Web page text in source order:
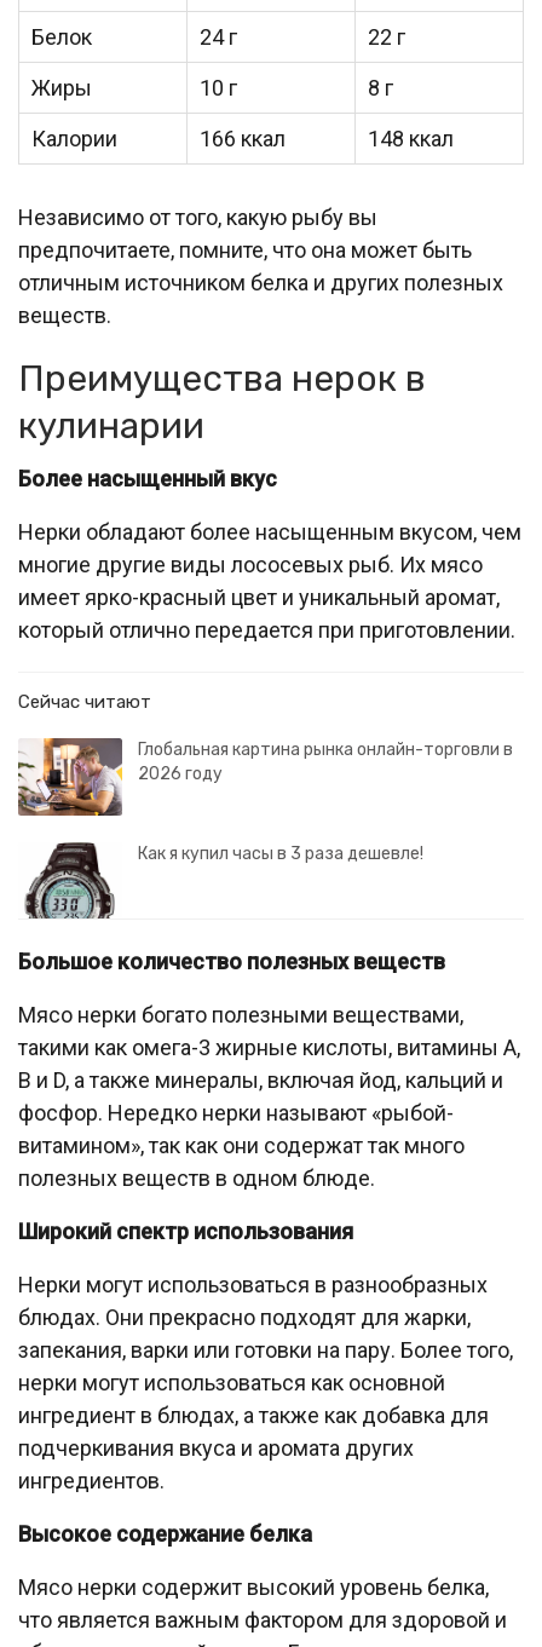
Белок
24 г
22 г
Жиры
10 г
8 г
Калории
166 ккал 148 ккал
Независимо от того, какую рыбу вы
предпочитаете, помните, что она может быть
отличным источником белка и других полезных
веществ.
Преимущества нерок в
кулинарии
Более насыщенный вкус
Нерки обладают более насыщенным вкусом, чем
многие другие виды лососевых рыб. Их мясо
имеет ярко-красный цвет и уникальный аромат,
который отлично передается при приготовлении.
Сейчас читают
Глобальная картина рынка онлайн-торговли в
2026 году
Как я купил часы в 3 раза дешевле!
Большое количество полезных веществ
Мясо нерки богато полезными веществами,
такими как омега-3 жирные кислоты, витамины А,
В и D, а также минералы, включая йод, кальций и
фосфор. Нередко нерки называют «рыбой-
витамином», так как они содержат так много
полезных веществ в одном блюде.
Широкий спектр использования
Нерки могут использоваться в разнообразных
блюдах. Они прекрасно подходят для жарки,
запекания, варки или готовки на пару. Более того,
нерки могут использоваться как основной
ингредиент в блюдах, а также как добавка для
подчеркивания вкуса и аромата других
ингредиентов.
Высокое содержание белка
Мясо нерки содержит высокий уровень белка,
что является важным фактором для здоровой и